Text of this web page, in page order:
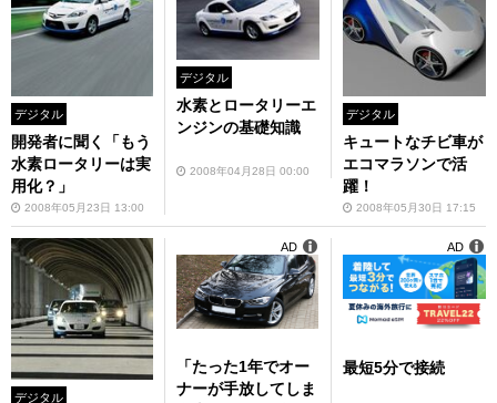
デジタル
開発者に聞く「もう
水素ロータリーは実
用化？」
2008年05月23日 13:00
デジタル
水素とロータリーエ
ンジンの基礎知識
2008年04月28日 00:00
デジタル
キュートなチビ車が
エコマラソンで活
躍！
2008年05月30日 17:15
デジタル
「たった1年でオー
ナーが手放してしま
AD
最短5分で接続
AD